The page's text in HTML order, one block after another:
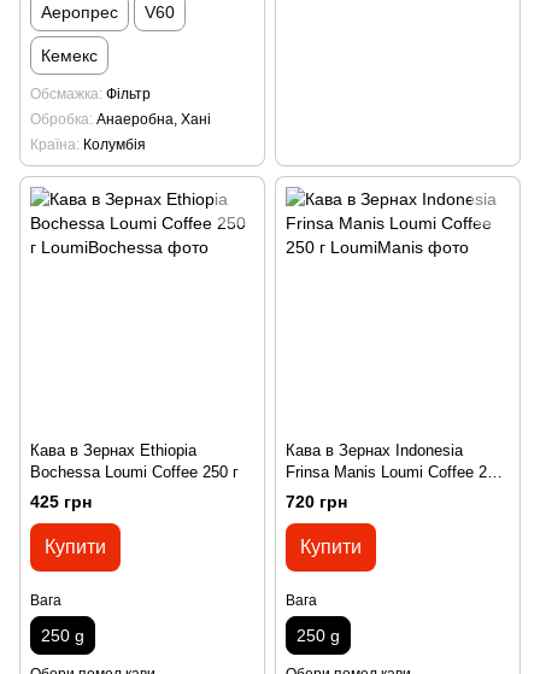
Аеропрес V60
Кемекс
Обсмажка Фільтр
Обробка Анаеробна, Хані
Країна Колумбія
Кава в Зернах Ethiopia
Bochessa Loumi Coffee 250 г
425 грн
Купити
Вага
250 g
Кава в Зернах Indonesia
Frinsa Manis Loumi Coffee 250
г
720 грн
Купити
Вага
250 g